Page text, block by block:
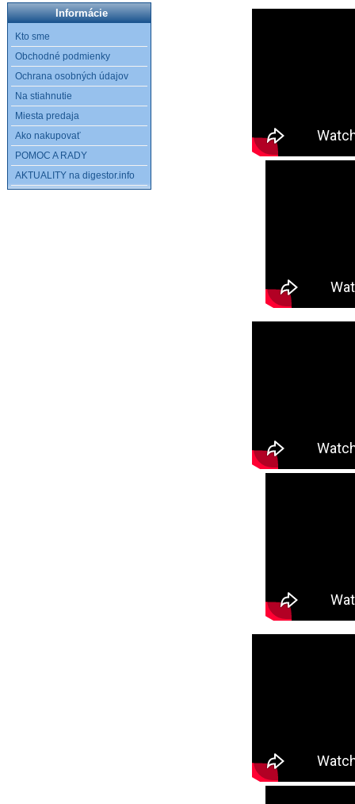
Informácie
Kto sme
Obchodné podmienky
Ochrana osobných údajov
Na stiahnutie
Miesta predaja
Ako nakupovať
POMOC A RADY
AKTUALITY na digestor.info